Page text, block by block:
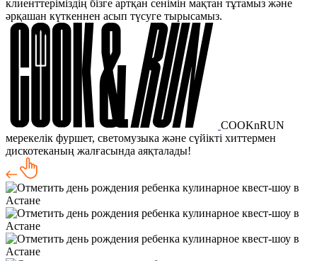
клиенттеріміздің бізге артқан сенімін мақтан тұтамыз және
әрқашан күткеннен асып түсуге тырысамыз.
COOKnRUN
мерекелік фуршет, светомузыка және сүйікті хиттермен
дискотеканың жалғасында аяқталады!